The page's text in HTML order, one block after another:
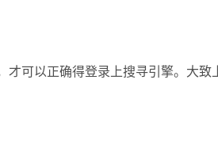
可以正确得登录上搜寻引擎。大致